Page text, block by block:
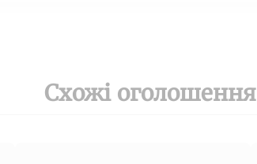
Схожі оголошення